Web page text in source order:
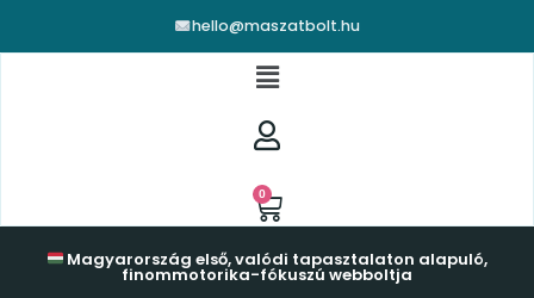
hello@maszatbolt.hu
0
Magyarország első, valódi tapasztalaton alapuló,
finommotorika-fókuszú webboltja